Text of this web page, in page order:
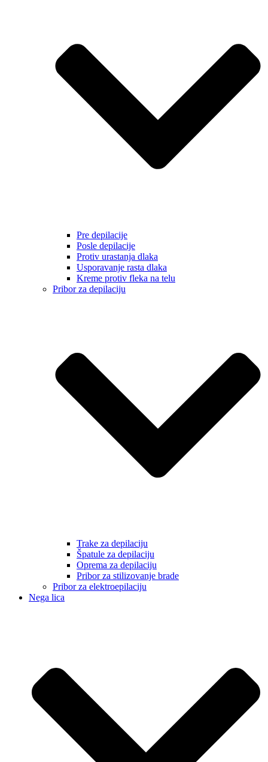
Pre depilacije
Posle depilacije
Protiv urastanja dlaka
Usporavanje rasta dlaka
Kreme protiv fleka na telu
Pribor za depilaciju
Trake za depilaciju
Špatule za depilaciju
Oprema za depilaciju
Pribor za stilizovanje brade
Pribor za elektroepilaciju
Nega lica